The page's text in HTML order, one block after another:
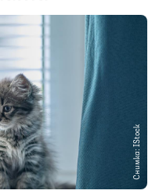
Снимка: IStock